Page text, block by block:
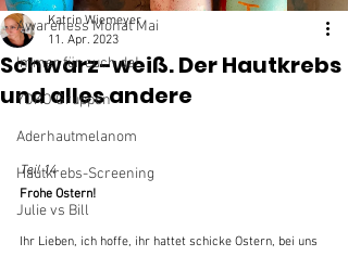
Awareness Monat Mai
Immer für euch da!
YOKO Gruppen
Aderhautmelanom
Hautkrebs-Screening
Julie vs Bill
Schwarz-weiß. Der Hautkrebs
und alles andere
Katrin Wiemeyer
11. Apr. 2023
Teil 14
Frohe Ostern!
Ihr Lieben, ich hoffe, ihr hattet schicke Ostern, bei uns